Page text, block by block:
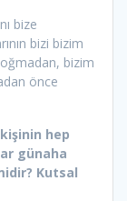
bize
bizi bizim
bizim
önce
hep
günaha
Kutsal